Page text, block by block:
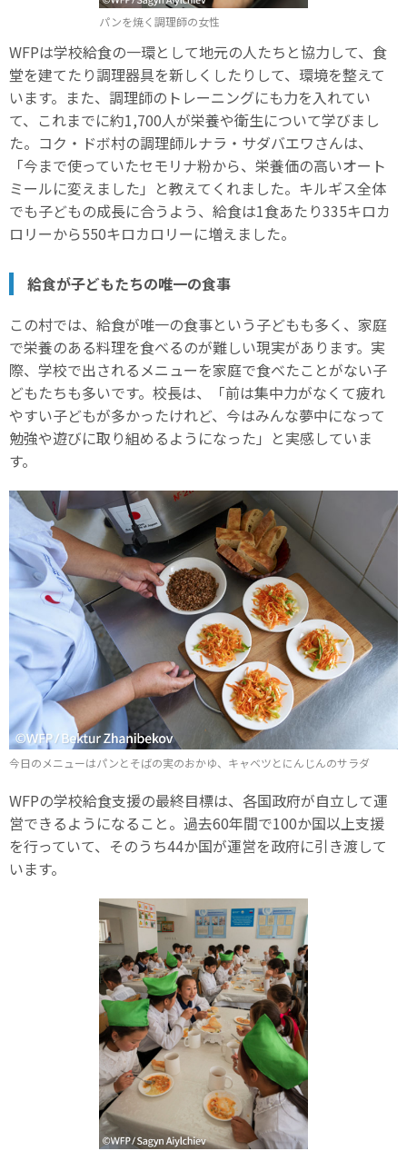
パンを焼く調理師の女性
WFPは学校給食の一環として地元の人たちと協力して、食
堂を建てたり調理器具を新しくしたりして、環境を整えて
います。また、調理師のトレーニングにも力を入れてい
て、これまでに約1,700人が栄養や衛生について学びまし
た。コク・ドボ村の調理師ルナラ・サダバエワさんは、
「今まで使っていたセモリナ粉から、栄養価の高いオート
ミールに変えました」と教えてくれました。キルギス全体
でも子どもの成長に合うよう、給食は1食あたり335キロカ
ロリーから550キロカロリーに増えました。
給食が子どもたちの唯一の食事
この村では、給食が唯一の食事という子どもも多く、家庭
で栄養のある料理を食べるのが難しい現実があります。実
際、学校で出されるメニューを家庭で食べたことがない子
どもたちも多いです。校長は、「前は集中力がなくて疲れ
やすい子どもが多かったけれど、今はみんな夢中になって
勉強や遊びに取り組めるようになった」と実感していま
す。
今日のメニューはパンとそばの実のおかゆ、キャベツとにんじんのサラダ
WFPの学校給食支援の最終目標は、各国政府が自立して運
営できるようになること。過去60年間で100か国以上支援
を行っていて、そのうち44か国が運営を政府に引き渡して
います。